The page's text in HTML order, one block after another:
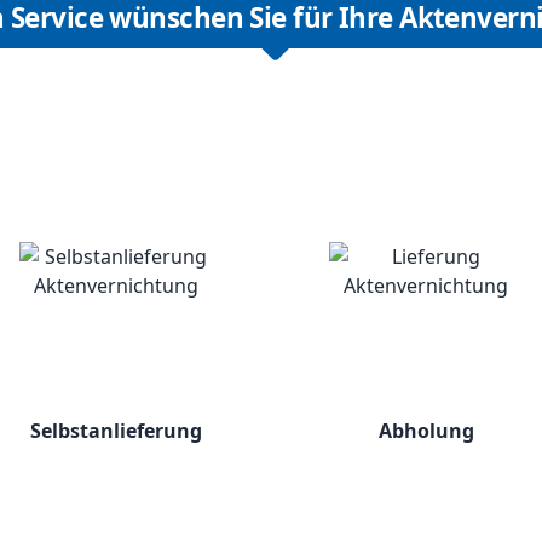
Service wünschen Sie für Ihre
Selbstanlieferung Abholung